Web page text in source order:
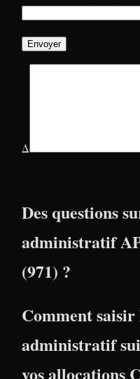
Δ
Des questions
administratif
(971) ?
Comment
administratif
vos allocations